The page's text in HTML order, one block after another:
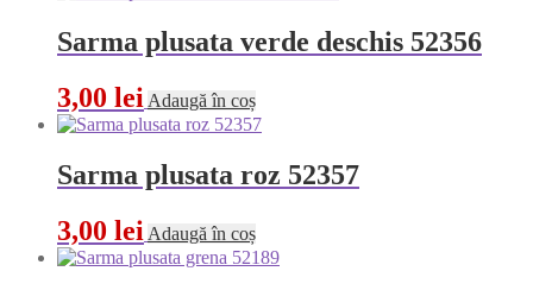
Sarma plusata verde deschis 52356
3,00 lei Adaugă în coș
Sarma plusata roz 52357
3,00 lei Adaugă în coș